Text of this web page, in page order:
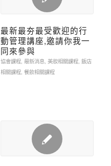
最新最夯最受歡迎的行
動管理講座,邀請你我一
同來參與
協會課程, 最新消息, 美妝相關課程, 飯店
相關課程, 餐飲相關課程